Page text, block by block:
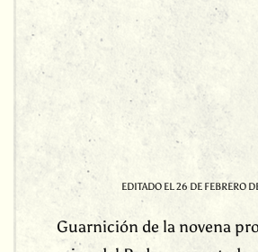
EDITADO EL26 DE FEBRERO
Guarnición de la novena